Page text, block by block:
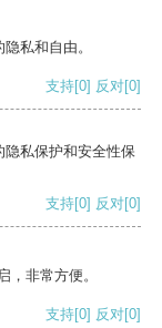
私和自由。
支持[0] 反对[0]
私保护和安全性保
支持[0] 反对[0]
，非常方便。
支持[0] 反对[0]